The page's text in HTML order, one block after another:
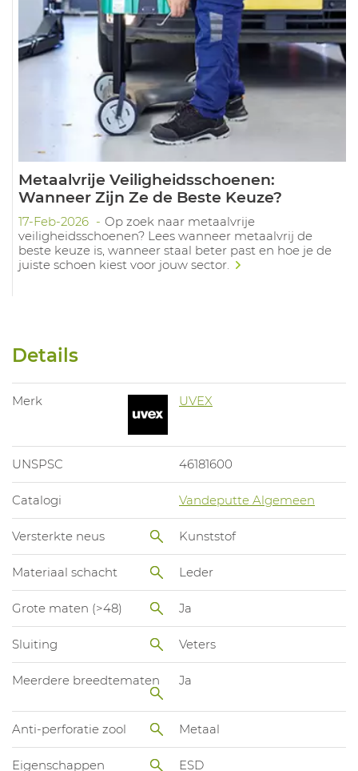
Metaalvrije Veiligheidsschoenen:
Wanneer Zijn Ze de Beste Keuze?
17-Feb-2026
Op zoek naar metaalvrije
veiligheidsschoenen? Lees wanneer metaalvrij de
beste keuze is, wanneer staal beter past en hoe je de
juiste schoen kiest voor jouw sector.
Details
Merk UVEX
UNSPSC 46181600
Catalogi Vandeputte Algemeen
Versterkte neus Kunststof
Materiaal schacht Leder
Grote maten (>48) Ja
Sluiting Veters
Meerdere breedtematen Ja
Anti-perforatie zool Metaal
Eigenschappen
ESD